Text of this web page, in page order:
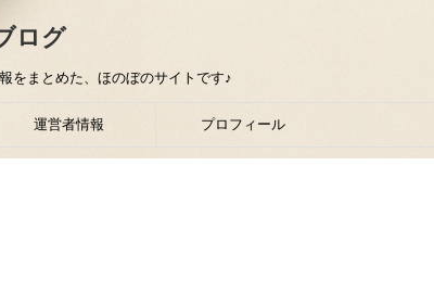
ログ
をまとめた、ほのぼのサイトです♪
運営者情報 プロフィール